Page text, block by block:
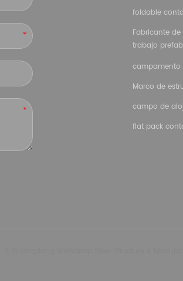
foldable
Fabricante
trabajo
campamento
Marco de
campo de
flat pack